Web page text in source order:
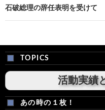
石破総理の辞任表明を受けて
TOPICS
活動実績
あの時の１枚！